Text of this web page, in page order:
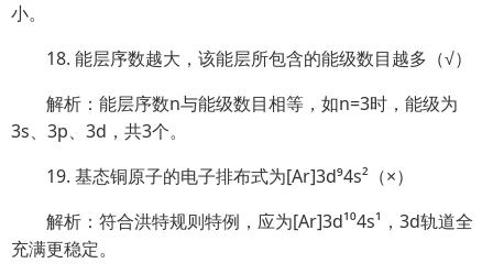
小。
18. 能层序数越大，该能层所包含的能级数目越多（√）
解析：能层序数n与能级数目相等，如n=3时，能级为
3s、3p、3d，共3个。
19. 基态铜原子的电子排布式为[Ar]3d⁹4s²（×）
解析：符合洪特规则特例，应为[Ar]3d¹⁰4s¹，3d轨道全
充满更稳定。